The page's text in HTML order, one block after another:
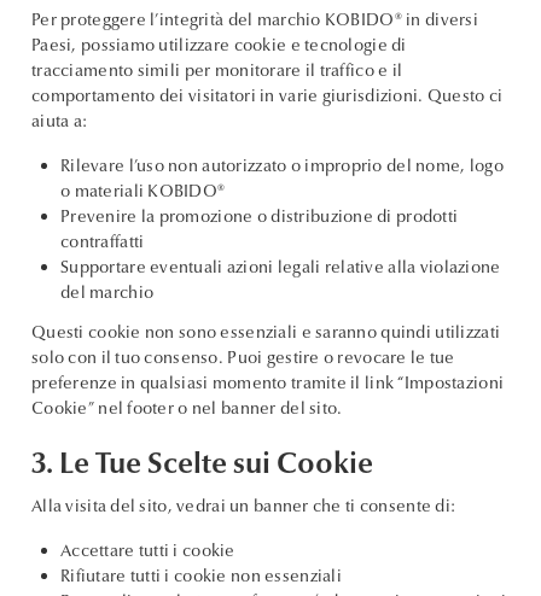
Per proteggere l’integrità del marchio KOBIDO® in diversi
Paesi, possiamo utilizzare cookie e tecnologie di
tracciamento simili per monitorare il traffico e il
comportamento dei visitatori in varie giurisdizioni. Questo ci
aiuta a:
Rilevare l’uso non autorizzato o improprio del nome, logo
o materiali KOBIDO®
Prevenire la promozione o distribuzione di prodotti
contraffatti
Supportare eventuali azioni legali relative alla violazione
del marchio
Questi cookie non sono essenziali e saranno quindi utilizzati
solo con il tuo consenso. Puoi gestire o revocare le tue
preferenze in qualsiasi momento tramite il link “Impostazioni
Cookie” nel footer o nel banner del sito.
3. Le Tue Scelte sui Cookie
Alla visita del sito, vedrai un banner che ti consente di:
Accettare tutti i cookie
Rifiutare tutti i cookie non essenziali